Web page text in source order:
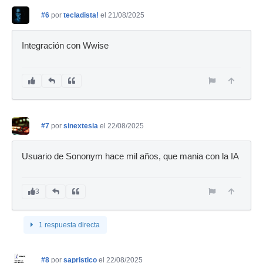
#6 por tecladista! el 21/08/2025
Integración con Wwise
#7 por sinextesia el 22/08/2025
Usuario de Sononym hace mil años, que mania con la IA
3
1 respuesta directa
#8 por sapristico el 22/08/2025